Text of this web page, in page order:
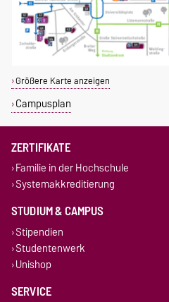
Größere Karte anzeigen
Campusplan
ZERTIFIKATE
Familie in der Hochschule
Systemakkreditierung
STUDIUM & CAMPUS
Stipendien
Studentenwerk
Unishop
SERVICE